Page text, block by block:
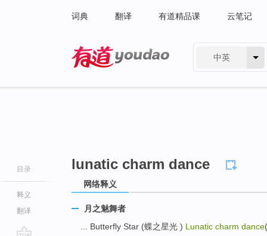
词典 翻译 有道精品课 云笔记
中英
目录
释义
翻译
lunatic charm dance
网络释义
月之魅舞者
... Butterfly Star (蝶之星光 ) Lunatic charm dance(